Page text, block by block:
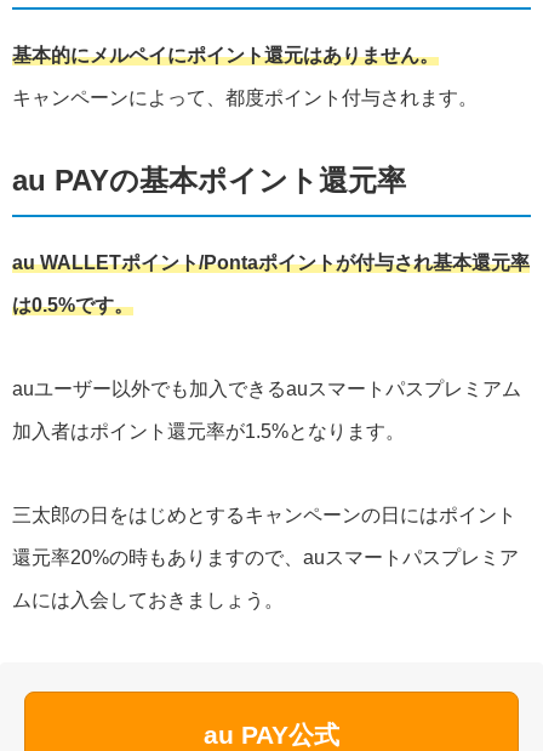
基本的にメルペイにポイント還元はありません。
キャンペーンによって、都度ポイント付与されます。
au PAYの基本ポイント還元率
au WALLETポイント/Pontaポイントが付与され基本還元率
は0.5%です。
auユーザー以外でも加入できるauスマートパスプレミアム
加入者はポイント還元率が1.5%となります。
三太郎の日をはじめとするキャンペーンの日にはポイント
還元率20%の時もありますので、auスマートパスプレミア
ムには入会しておきましょう。
au PAY公式